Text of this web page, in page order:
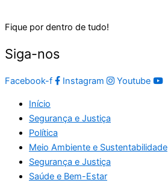
Fique por dentro de tudo!
Siga-nos
Facebook-f Instagram Youtube
Início
Segurança e Justiça
Política
Meio Ambiente e Sustentabilidade
Segurança e Justiça
Saúde e Bem-Estar